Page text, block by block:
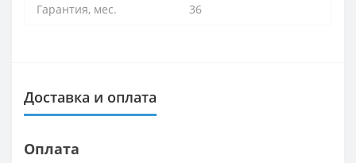
Гарантия, мес. 36
Доставка и оплата
Оплата